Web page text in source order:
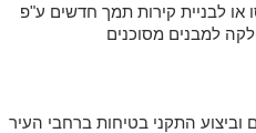
לבניית קירות תמך חדשים ע"פ
למבנים מסוכנים
וביצוע התקני בטיחות ברחבי העיר